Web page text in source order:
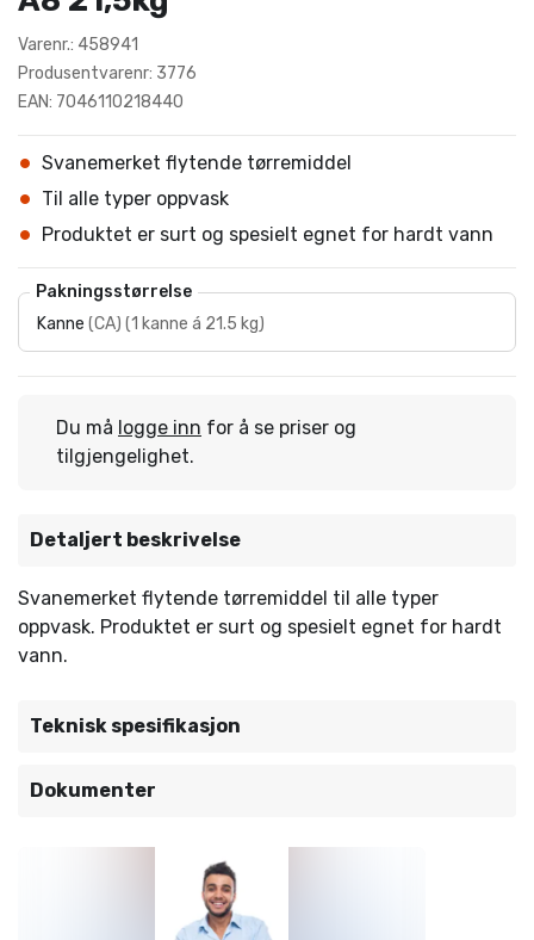
Varenr.: 458941
Produsentvarenr: 3776
EAN: 7046110218440
Svanemerket flytende tørremiddel
Til alle typer oppvask
Produktet er surt og spesielt egnet for hardt vann
Pakningsstørrelse
Kanne (CA) (1 kanne á 21.5 kg)
Du må logge inn for å se priser og
tilgjengelighet.
Detaljert beskrivelse
Svanemerket flytende tørremiddel til alle typer
oppvask. Produktet er surt og spesielt egnet for hardt
vann.
Teknisk spesifikasjon
Dokumenter